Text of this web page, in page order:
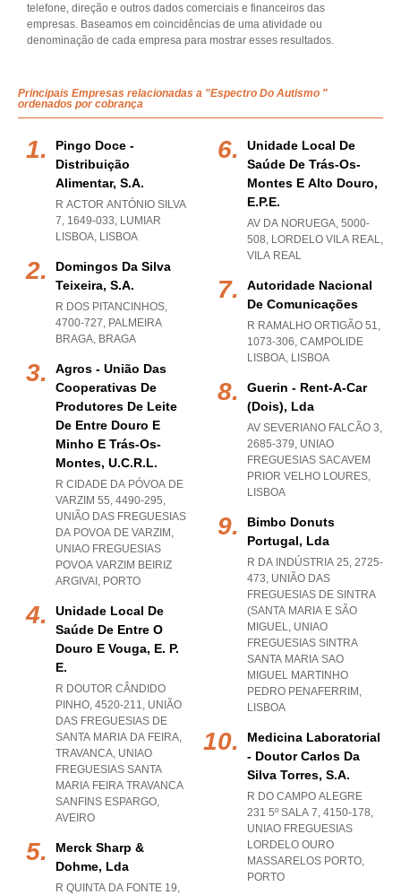
telefone, direção e outros dados comerciais e financeiros das
empresas. Baseamos em coincidências de uma atividade ou
denominação de cada empresa para mostrar esses resultados.
Principais Empresas relacionadas a "Espectro Do Autismo "
ordenados por cobrança
Pingo Doce -
Distribuição
Alimentar, S.a.
R ACTOR ANTÓNIO SILVA
7, 1649-033, LUMIAR
LISBOA, LISBOA
Domingos Da Silva
Teixeira, S.a.
R DOS PITANCINHOS,
4700-727, PALMEIRA
BRAGA, BRAGA
Agros - União Das
Cooperativas De
Produtores De Leite
De Entre Douro E
Minho E Trás-Os-
Montes, U.c.r.l.
R CIDADE DA PÓVOA DE
VARZIM 55, 4490-295,
UNIÃO DAS FREGUESIAS
DA POVOA DE VARZIM ,
UNIAO FREGUESIAS
POVOA VARZIM BEIRIZ
ARGIVAI , PORTO
Unidade Local De
Saúde De Entre O
Douro E Vouga, E. P.
E.
R DOUTOR CÂNDIDO
PINHO, 4520-211, UNIÃO
DAS FREGUESIAS DE
SANTA MARIA DA FEIRA,
TRAVANCA, UNIAO
FREGUESIAS SANTA
MARIA FEIRA TRAVANCA
SANFINS ESPARGO,
AVEIRO
Merck Sharp &
Dohme, Lda
R QUINTA DA FONTE 19,
Unidade Local De
Saúde De Trás-Os-
Montes E Alto Douro,
E.p.e.
AV DA NORUEGA, 5000-
508, LORDELO VILA REAL,
VILA REAL
Autoridade Nacional
De Comunicações
R RAMALHO ORTIGÃO 51,
1073-306, CAMPOLIDE
LISBOA, LISBOA
Guerin - Rent-A-Car
(dois), Lda
AV SEVERIANO FALCÃO 3,
2685-379, UNIAO
FREGUESIAS SACAVEM
PRIOR VELHO LOURES,
LISBOA
Bimbo Donuts
Portugal, Lda
R DA INDÚSTRIA 25, 2725-
473, UNIÃO DAS
FREGUESIAS DE SINTRA
(SANTA MARIA E SÃO
MIGUEL, UNIAO
FREGUESIAS SINTRA
SANTA MARIA SAO
MIGUEL MARTINHO
PEDRO PENAFERRIM ,
LISBOA
Medicina Laboratorial
- Doutor Carlos Da
Silva Torres, S.a.
R DO CAMPO ALEGRE
231 5º SALA 7, 4150-178,
UNIAO FREGUESIAS
LORDELO OURO
MASSARELOS PORTO,
PORTO